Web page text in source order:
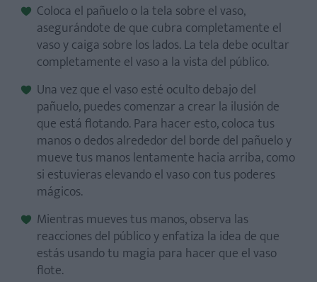
Coloca el pañuelo o la tela sobre el vaso,
asegurándote de que cubra completamente el
vaso y caiga sobre los lados. La tela debe ocultar
completamente el vaso a la vista del público.
Una vez que el vaso esté oculto debajo del
pañuelo, puedes comenzar a crear la ilusión de
que está flotando. Para hacer esto, coloca tus
manos o dedos alrededor del borde del pañuelo y
mueve tus manos lentamente hacia arriba, como
si estuvieras elevando el vaso con tus poderes
mágicos.
Mientras mueves tus manos, observa las
reacciones del público y enfatiza la idea de que
estás usando tu magia para hacer que el vaso
flote.